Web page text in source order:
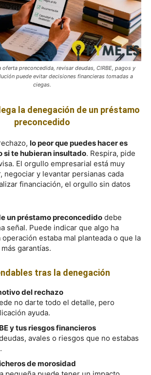
oferta preconcedida, revisar deudas, CIRBE, pagos y
puede evitar decisiones financieras tomadas a
ciegas.
la denegación de un préstamo
preconcedido
lo peor que puedes hacer es
si te hubieran insultado. Respira, pide
El orgullo empresarial está muy
negociar y levantar persianas cada
financiación, el orgullo sin datos
un préstamo preconcedido debe
señal. Puede indicar que algo ha
estaba mal planteada o que la
garantías.
tras la denegación
del rechazo
no darte todo el detalle, pero
ayuda.
y tus riesgos financieros
avales o riesgos que no estabas
de morosidad